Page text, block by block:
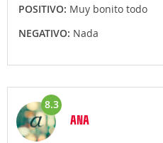
POSITIVO: Muy bonito todo
NEGATIVO: Nada
8.3
ANA